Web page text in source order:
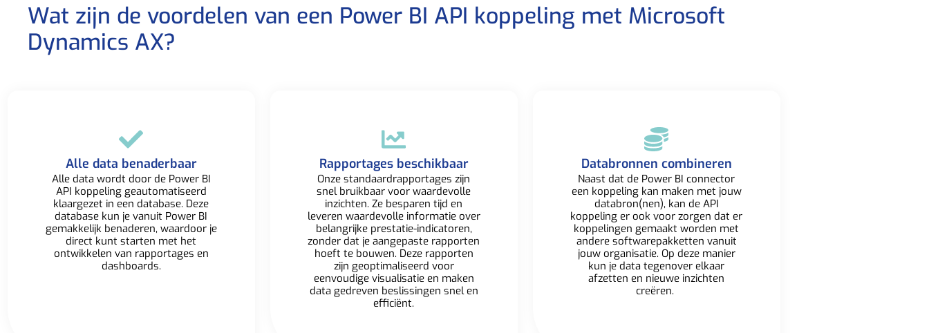
Wat zijn de voordelen van een Power BI API koppeling met Microsoft
Dynamics AX?​
Alle data benaderbaar​
Alle data wordt door de Power BI
API koppeling geautomatiseerd
klaargezet in een database. Deze
database kun je vanuit Power BI
gemakkelijk benaderen, waardoor je
direct kunt starten met het
ontwikkelen van rapportages en
dashboards.​
Rapportages beschikbaar​
Onze standaardrapportages zijn
snel bruikbaar voor waardevolle
inzichten. Ze besparen tijd en
leveren waardevolle informatie over
belangrijke prestatie-indicatoren,
zonder dat je aangepaste rapporten
hoeft te bouwen. Deze rapporten
zijn geoptimaliseerd voor
eenvoudige visualisatie en maken
data gedreven beslissingen snel en
efficiënt.
Databronnen combineren​
Naast dat de Power BI connector
een koppeling kan maken met jouw
databron(nen), kan de API
koppeling er ook voor zorgen dat er
koppelingen gemaakt worden met
andere softwarepakketten vanuit
jouw organisatie. Op deze manier
kun je data tegenover elkaar
afzetten en nieuwe inzichten
creëren. ​